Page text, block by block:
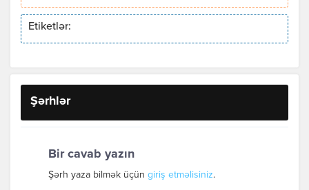
Etiketlər:
Şərhlər
Bir cavab yazın
Şərh yaza bilmək üçün giriş etməlisiniz.